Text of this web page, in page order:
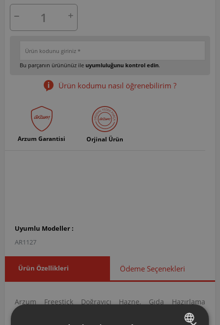
Bu parçanın ürününüz ile uyumluluğunu kontrol edin.
Ürün kodumu nasıl öğrenebilirim ?
Arzum Garantisi Orjinal Ürün
Uyumlu Modeller :
AR1127
Ürün Özellikleri Ödeme Seçenekleri
Arzum Freestick Doğrayıcı Hazne, Gıda Hazırlama
kategorisi altında yer alan Hazneler grubuna ait orijinal